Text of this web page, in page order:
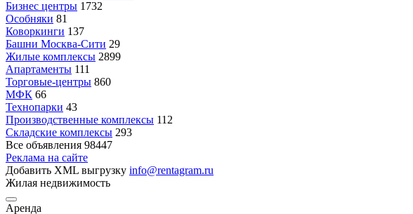
Бизнес центры 1732
Особняки 81
Коворкинги 137
Башни Москва-Сити 29
Жилые комплексы 2899
Апартаменты 111
Торговые-центры 860
МФК 66
Технопарки 43
Производственные комплексы 112
Складские комплексы 293
Все объявления 98447
Реклама на сайте
Добавить XML выгрузку info@rentagram.ru
Жилая недвижимость
Аренда